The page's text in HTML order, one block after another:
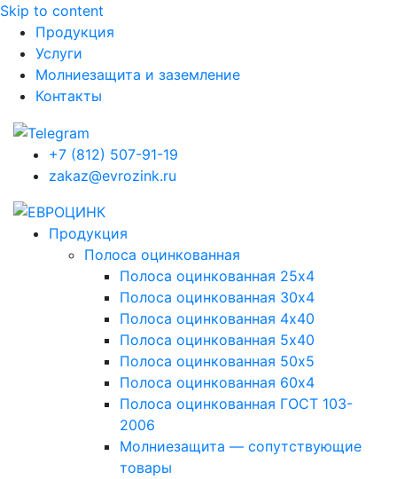
Skip to content
Продукция
Услуги
Молниезащита и заземление
Контакты
+7 (812) 507-91-19
zakaz@evrozink.ru
Продукция
Полоса оцинкованная
Полоса оцинкованная 25х4
Полоса оцинкованная 30х4
Полоса оцинкованная 4х40
Полоса оцинкованная 5х40
Полоса оцинкованная 50х5
Полоса оцинкованная 60х4
Полоса оцинкованная ГОСТ 103-
2006
Молниезащита — сопутствующие
товары